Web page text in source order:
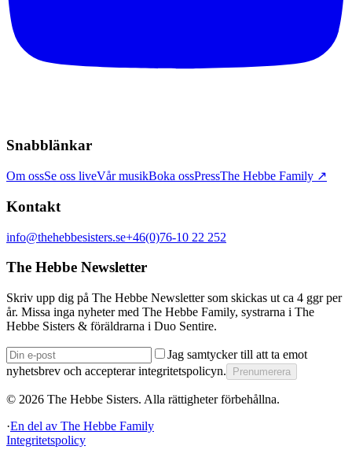
Snabblänkar
Om ossSe oss liveVår musikBoka ossPressThe Hebbe Family ↗
Kontakt
info@thehebbesisters.se+46(0)76-10 22 252
The Hebbe Newsletter
Skriv upp dig på The Hebbe Newsletter som skickas ut ca 4 ggr per
år. Missa inga nyheter med The Hebbe Family, systrarna i The
Hebbe Sisters & föräldrarna i Duo Sentire.
Jag samtycker till att ta emot
nyhetsbrev och accepterar integritetspolicyn.
Prenumerera
© 2026 The Hebbe Sisters. Alla rättigheter förbehållna.
·En del av The Hebbe Family
Integritetspolicy